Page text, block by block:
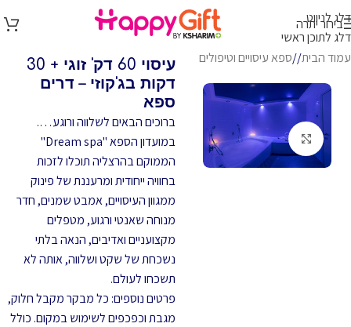
דלג לניווט
דלג לתוכן ראשי
בירור יתרה
עמוד הבית/ ספא עיסויים וטיפולים
לחץ להגדלה
עיסוי 60 דק' זוגי + 30
דקות בג'קוזי – דרים
ספא
ברוכים הבאים לשלווה ורוגע….
במועדון הספא "Dream spa"
הממוקם בהרצליה תוכלו לזכות
בחוויה ייחודית ומרעננת של פינוק
ממגוון העיסויים, אמבט שמנים, חדר
מנוחה שאנטי ורגוע, מטפלים
מקצועניים ואדיבים, הנאה בלתי
נשכחת של שקט ושלווה, אותה לא
תשכחו לעולם.
פרטים נוספים: כל מבקר מקבל חלוק,
מגבת וכפכפים לשימוש במקום. כולל